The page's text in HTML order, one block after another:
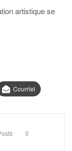
artistique se
Courriel
0